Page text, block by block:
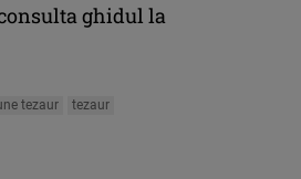
ghidul la
tezaur tezaur